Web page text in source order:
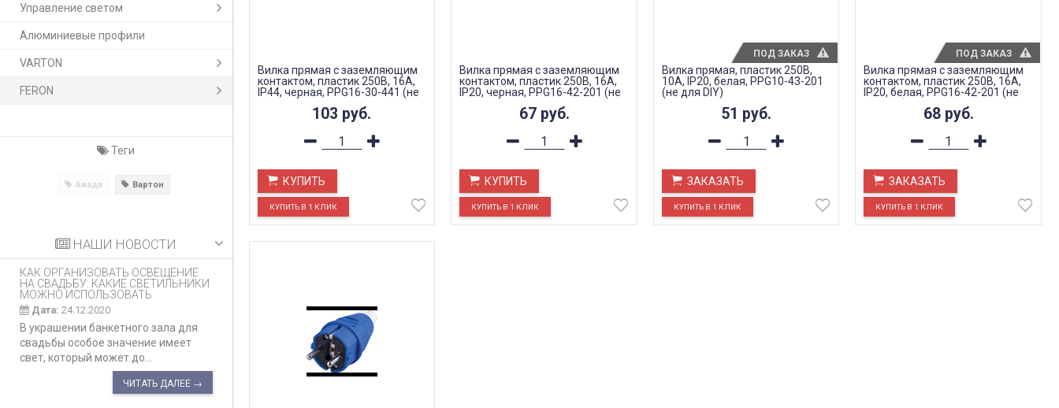
Управление светом
Алюминиевые профили
VARTON
FERON
Теги
Авада Вартон
НАШИ НОВОСТИ
КАК ОРГАНИЗОВАТЬ ОСВЕЩЕНИЕ
НА СВАДЬБУ: КАКИЕ СВЕТИЛЬНИКИ
МОЖНО ИСПОЛЬЗОВАТЬ
Дата: 24.12.2020
В украшении банкетного зала для
свадьбы особое значение имеет
свет, который может до...
ЧИТАТЬ ДАЛЕЕ →
Вилка прямая с заземляющим
контактом, пластик 250В, 16A,
IP44, черная, PPG16-30-441 (не
103 руб.
КУПИТЬ
Вилка прямая с заземляющим
контактом, пластик 250В, 16A,
IP20, черная, PPG16-42-201 (не
67 руб.
КУПИТЬ
Вилка прямая, пластик 250В,
10A, IP20, белая, PPG10-43-201
(не для DIY)
51 руб.
ЗАКАЗАТЬ
ПОД ЗАКАЗ
Вилка прямая с заземляющим
контактом, пластик 250В, 16A,
IP20, белая, PPG16-42-201 (не
68 руб.
ЗАКАЗАТЬ
ПОД ЗАКАЗ